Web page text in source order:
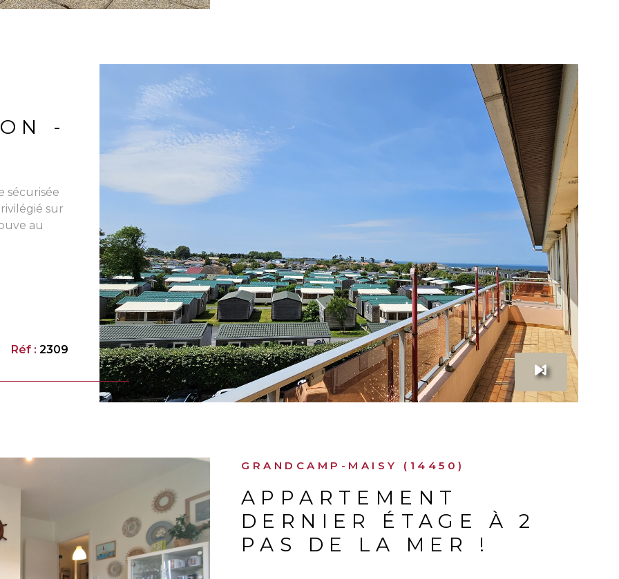
-
sécurisée
sur
au
exposé
et
garage
et de la
Réf : 2309
GRANDCAMP-MAISY (14450)
APPARTEMENT
DERNIER ÉTAGE À 2
PAS DE LA MER !